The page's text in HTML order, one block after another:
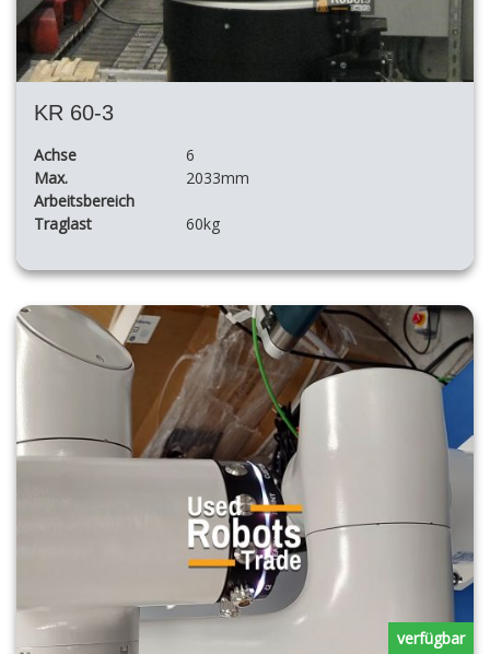
KR 60-3
Achse
6
Max.
Arbeitsbereich
2033mm
Traglast 60kg
verfügbar